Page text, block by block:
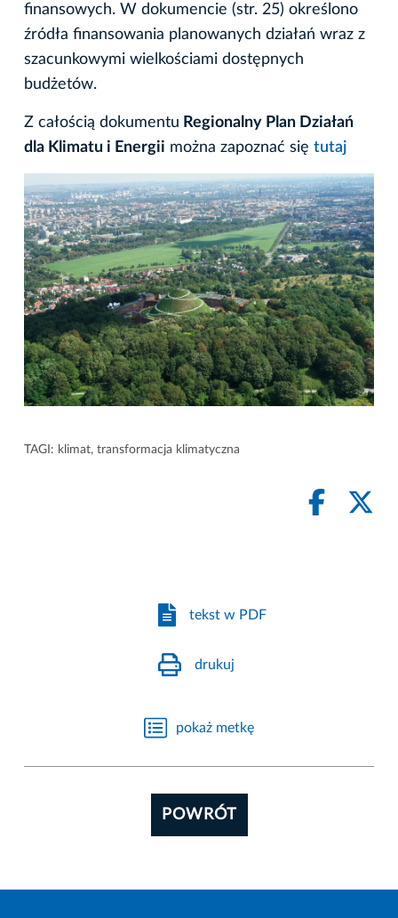
finansowych. W dokumencie (str. 25) określono
źródła finansowania planowanych działań wraz z
szacunkowymi wielkościami dostępnych
budżetów.
Z całością dokumentu Regionalny Plan Działań
dla Klimatu i Energii​ można zapoznać się tutaj
TAGI: klimat, transformacja klimatyczna
tekst w PDF
drukuj
pokaż metkę
POWRÓT